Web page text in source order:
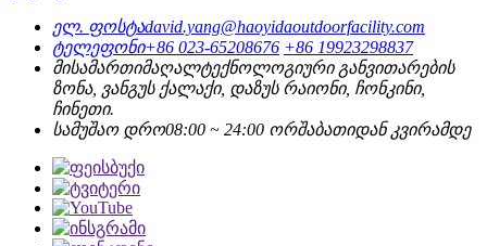
ელ. ფოსტაdavid.yang@haoyidaoutdoorfacility.com
ტელეფონი+86 023-65208676 +86 19923298837
მისამართიმაღალტექნოლოგიური განვითარების
ზონა, ვანგუს ქალაქი, დაზუს რაიონი, ჩონკინი,
ჩინეთი.
სამუშაო დრო08:00 ~ 24:00 ორშაბათიდან კვირამდე